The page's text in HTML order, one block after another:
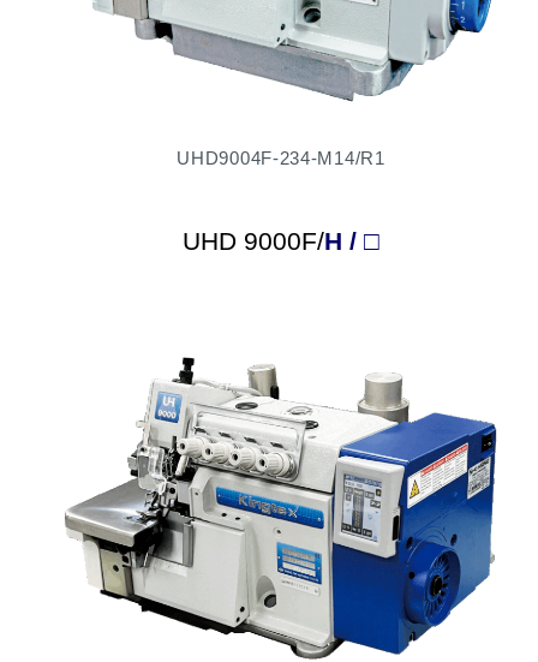
UHD9004F-234-M14/R1
UHD 9000F/H / □